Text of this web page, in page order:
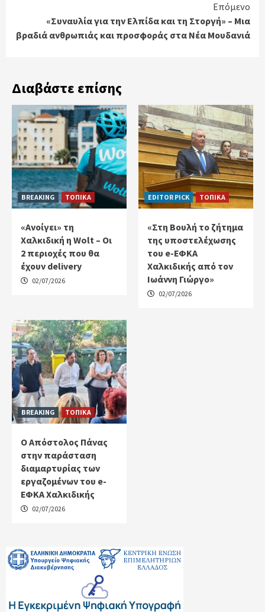
Επόμενο
«Συναυλία για την Ελπίδα και τη Στοργή» – Μια
βραδιά ανθρωπιάς και προσφοράς στα Νέα Μουδανιά
Διαβάστε επίσης
BREAKING ΤΟΠΙΚΑ
«Ανοίγει» τη
Χαλκιδική η Wolt – Οι
2 περιοχές που θα
έχουν delivery
02/07/2026
EDITOR PICK ΤΟΠΙΚΑ
«Στη Βουλή το ζήτημα
της υποστελέχωσης
του e-ΕΦΚΑ
Χαλκιδικής από τον
Ιωάννη Γιώργο»
02/07/2026
BREAKING ΤΟΠΙΚΑ
Ο Απόστολος Πάνας
στην παράσταση
διαμαρτυρίας των
εργαζομένων του e-
ΕΦΚΑ Χαλκιδικής
02/07/2026